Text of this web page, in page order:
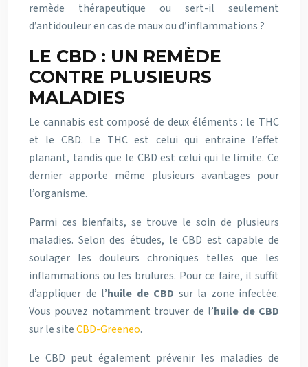
remède thérapeutique ou sert-il seulement
d’antidouleur en cas de maux ou d’inflammations ?
LE CBD : UN REMÈDE
CONTRE PLUSIEURS
MALADIES
Le cannabis est composé de deux éléments : le THC
et le CBD. Le THC est celui qui entraine l’effet
planant, tandis que le CBD est celui qui le limite. Ce
dernier apporte même plusieurs avantages pour
l’organisme.
Parmi ces bienfaits, se trouve le soin de plusieurs
maladies. Selon des études, le CBD est capable de
soulager les douleurs chroniques telles que les
inflammations ou les brulures. Pour ce faire, il suffit
d’appliquer de l’huile de CBD sur la zone infectée.
Vous pouvez notamment trouver de l’huile de CBD
sur le siteCBD-Greeneo.
Le CBD peut également prévenir les maladies de